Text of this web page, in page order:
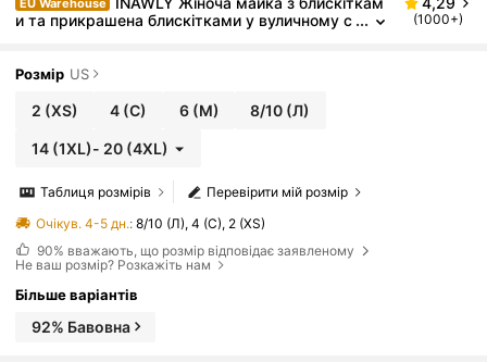
и та прикрашена блискітками у вуличному с
(1000+)
Розмір US
2 (XS) 4 (С) 6(М) 8/10 (Л)
14(1XL)- 20 (4XL)
Перевірити мій розмір
Таблиця розмірів
Очікув. 4-5 дн.:8/10 (Л), 4 (С), 2 (XS)
90% вважають, що розмір відповідає заявленому
Не ваш розмір? Розкажіть нам
Більше варіантів
92% Бавовна